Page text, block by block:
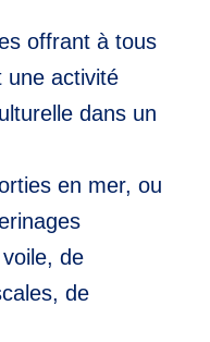
offrant à tous
une activité
dans un
en mer, ou
de
de